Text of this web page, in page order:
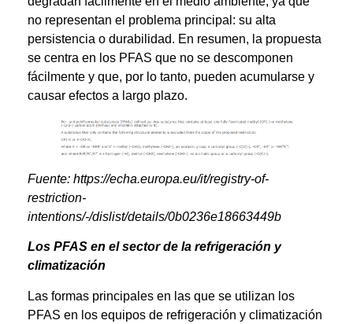
no representan el problema principal: su alta
persistencia o durabilidad. En resumen, la propuesta
se centra en los PFAS que no se descomponen
fácilmente y que, por lo tanto, pueden acumularse y
causar efectos a largo plazo.
Fuente: https://echa.europa.eu/it/registry-of-
restriction-
intentions/-/dislist/details/0b0236e18663449b
Los PFAS en el sector de la refrigeración y
climatización
Las formas principales en las que se utilizan los
PFAS en los equipos de refrigeración y climatización